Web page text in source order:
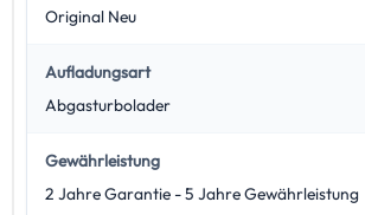
Original Neu
Aufladungsart
Abgasturbolader
Gewährleistung
2 Jahre Garantie - 5 Jahre Gewährleistung